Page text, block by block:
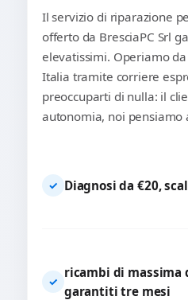
Il servizio di riparazione
offerto da BresciaPC Srl
elevatissimi. Operiamo
Italia tramite corriere
preoccuparti di nulla: il
autonomia, noi pensiamo
✓ Diagnosi da €20,
✓
ricambi di
garantiti tre mesi